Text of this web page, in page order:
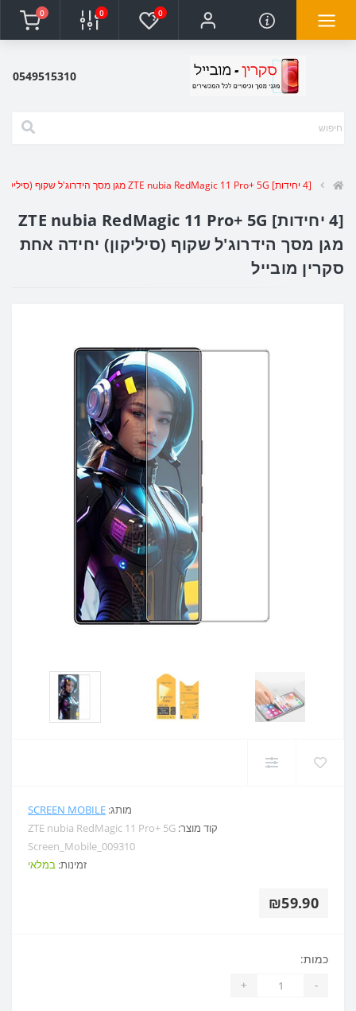
0
0
0
0549515310
[4 יחידות] ZTE nubia RedMagic 11 Pro+ 5G מגן מסך הידרוג'ל שקוף (סיליקון) יחידה אחת סקרין מובייל
[4 יחידות] ZTE nubia RedMagic 11 Pro+ 5G
מגן מסך הידרוג'ל שקוף (סיליקון) יחידה אחת
סקרין מובייל
מותג: SCREEN MOBILE
קוד מוצר: ZTE nubia RedMagic 11 Pro+ 5G
Screen_Mobile_009310
זמינות: במלאי
₪59.90
כמות:
-
+